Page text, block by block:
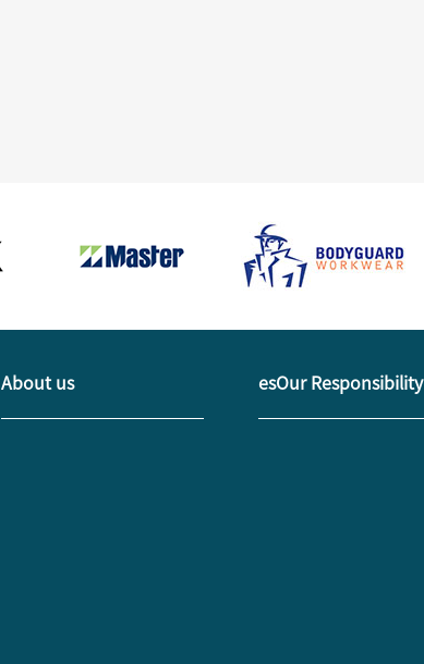
About us esOur Responsibility